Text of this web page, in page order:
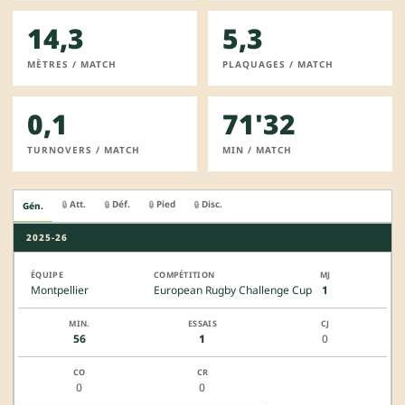
14,3
MÈTRES / MATCH
5,3
PLAQUAGES / MATCH
0,1
TURNOVERS / MATCH
71'32
MIN / MATCH
Gén. 🔒 Att. 🔒 Déf. 🔒 Pied 🔒 Disc.
2025-26
Montpellier European Rugby Challenge Cup 1
56 1 0
0 0